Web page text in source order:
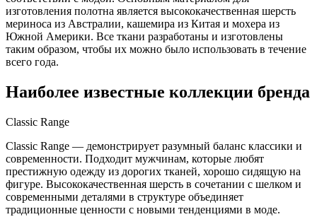
изготовления полотна является высококачественная шерсть
мериноса из Австралии, кашемира из Китая и мохера из
Южной Америки. Все ткани разработаны и изготовлены
таким образом, чтобы их можно было использовать в течение
всего года.
Наиболее известные коллекции бренда
Classic Range
Classic Range — демонстрирует разумный баланс классики и
современности. Подходит мужчинам, которые любят
престижную одежду из дорогих тканей, хорошо сидящую на
фигуре. Высококачественная шерсть в сочетании с шелком и
современными деталями в структуре объединяет
традиционные ценности с новыми тенденциями в моде.